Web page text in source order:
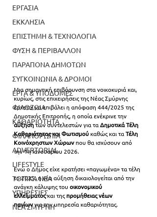
ΕΡΓΑΣΙΑ
ΕΚΚΛΗΣΙΑ
ΕΠΙΣΤΗΜΗ & ΤΕΧΝΟΛΟΓΙΑ
ΦΥΣΗ & ΠΕΡΙΒΑΛΛΟΝ
ΠΑΡΑΠΟΝΑ ΔΗΜΟΤΩΝ
ΣΥΓΚΟΙΝΩΝΙΑ & ΔΡΟΜΟΙ
ΕΡΓΑ & ΥΠΟΔΟΜΕΣ
ΦΙΛΟΖΩΙΑ
ΚΑΘΑΡΙΟΤΗΤΑ
ΦΙΛΑΝΘΡΩΠΙΑ
ADVERTORIAL
LIFESTYLE
ΤΟΠΙΚΑ ΝΕΑ
ΥΠΗΡΕΣΙΕΣ
ΝΕΑ ΣΜΥΡΝΗ
Μια σημαντική επιβάρυνση στα νοικοκυριά και,
κυρίως, στις επιχειρήσεις της Νέας Σμύρνης
έρχεται να επιβάλει η απόφαση 444/2025 της
Δημοτικής Επιτροπής, η οποία ενέκρινε την
αύξηση των συντελεστών για τα Δημοτικά Τέλη
Καθαριότητας και Φωτισμού καθώς και τα Τέλη
Κοινόχρηστων Χώρων που θα ισχύσουν από
την 1η Ιανουαρίου 2026.
Ενώ ο Δήμος είχε κρατήσει «παγωμένα» τα τέλη
το 2025, η νέα αύξηση δικαιολογείται από την
ανάγκη κάλυψης του οικονομικού
ελλείμματος και της προμήθειας νέων
παγίων για την υπηρεσία καθαριότητας.